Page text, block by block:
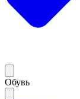
Обувь